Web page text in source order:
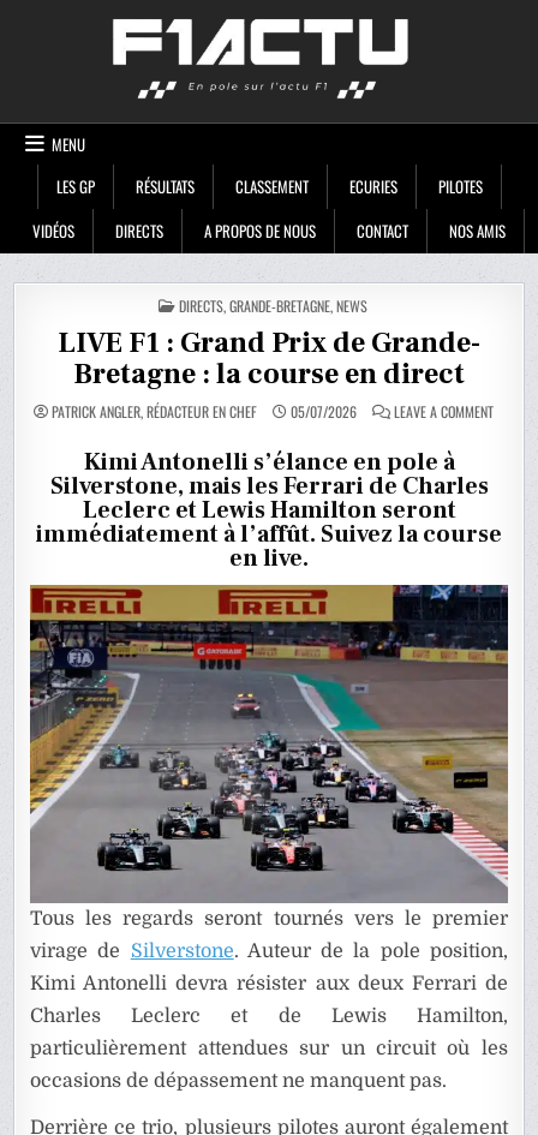
MENU
LES GP
RÉSULTATS CLASSEMENT ECURIES
PILOTES
VIDÉOS
DIRECTS A PROPOS DE NOUS CONTACT NOS AMIS
POSTED
IN
DIRECTS,GRANDE-BRETAGNE,NEWS
LIVE F1 : Grand Prix de Grande-
Bretagne : la course en direct
PATRICK ANGLER, RÉDACTEUR EN CHEF 05/07/2026 LEAVE A COMMENTON
LIVE
:
EN
DIRECT
Kimi Antonelli s’élance en pole à
Silverstone, mais les Ferrari de Charles
Leclerc et Lewis Hamilton seront
immédiatement à l’affût. Suivez la course
en live.
Tous les regards seront tournés vers le premier
virage de Silverstone. Auteur de la pole position,
Kimi Antonelli devra résister aux deux Ferrari de
Charles Leclerc et de Lewis Hamilton,
particulièrement attendues sur un circuit où les
occasions de dépassement ne manquent pas.
Derrière ce trio, plusieurs pilotes auront également